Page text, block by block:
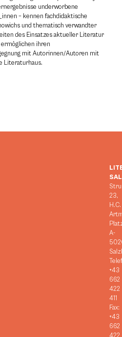
underworbene
– kennen fachdidaktische
und thematisch verwandter
des Einsatzes aktueller Literatur
ihren
mit Autorinnen/Autoren mit
Literaturhaus.
23,
H.C.
A-
+43
662
422
411
Fax:
+43
662